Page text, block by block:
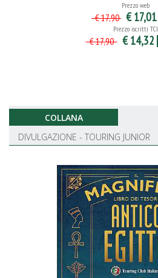
Prezzo web
€ 17,90 € 17,01
Prezzo iscritti TCI
€ 17,90 € 14,32
COLLANA
DIVULGAZIONE - TOURING JUNIOR